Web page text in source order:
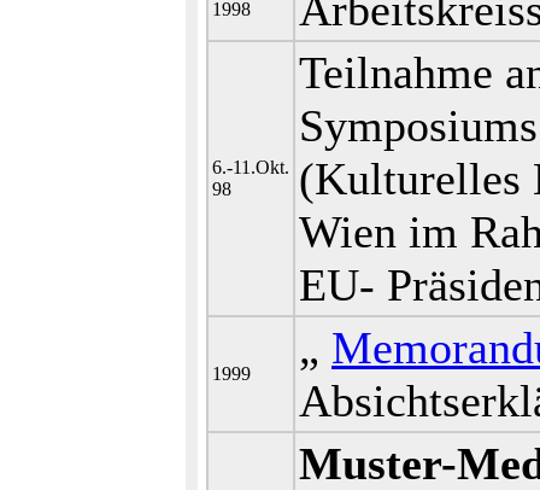
1998
6.-11.Okt.
98
Teilnahme
(Kulturelles
Wien im
EU-
1999
„
Muster-